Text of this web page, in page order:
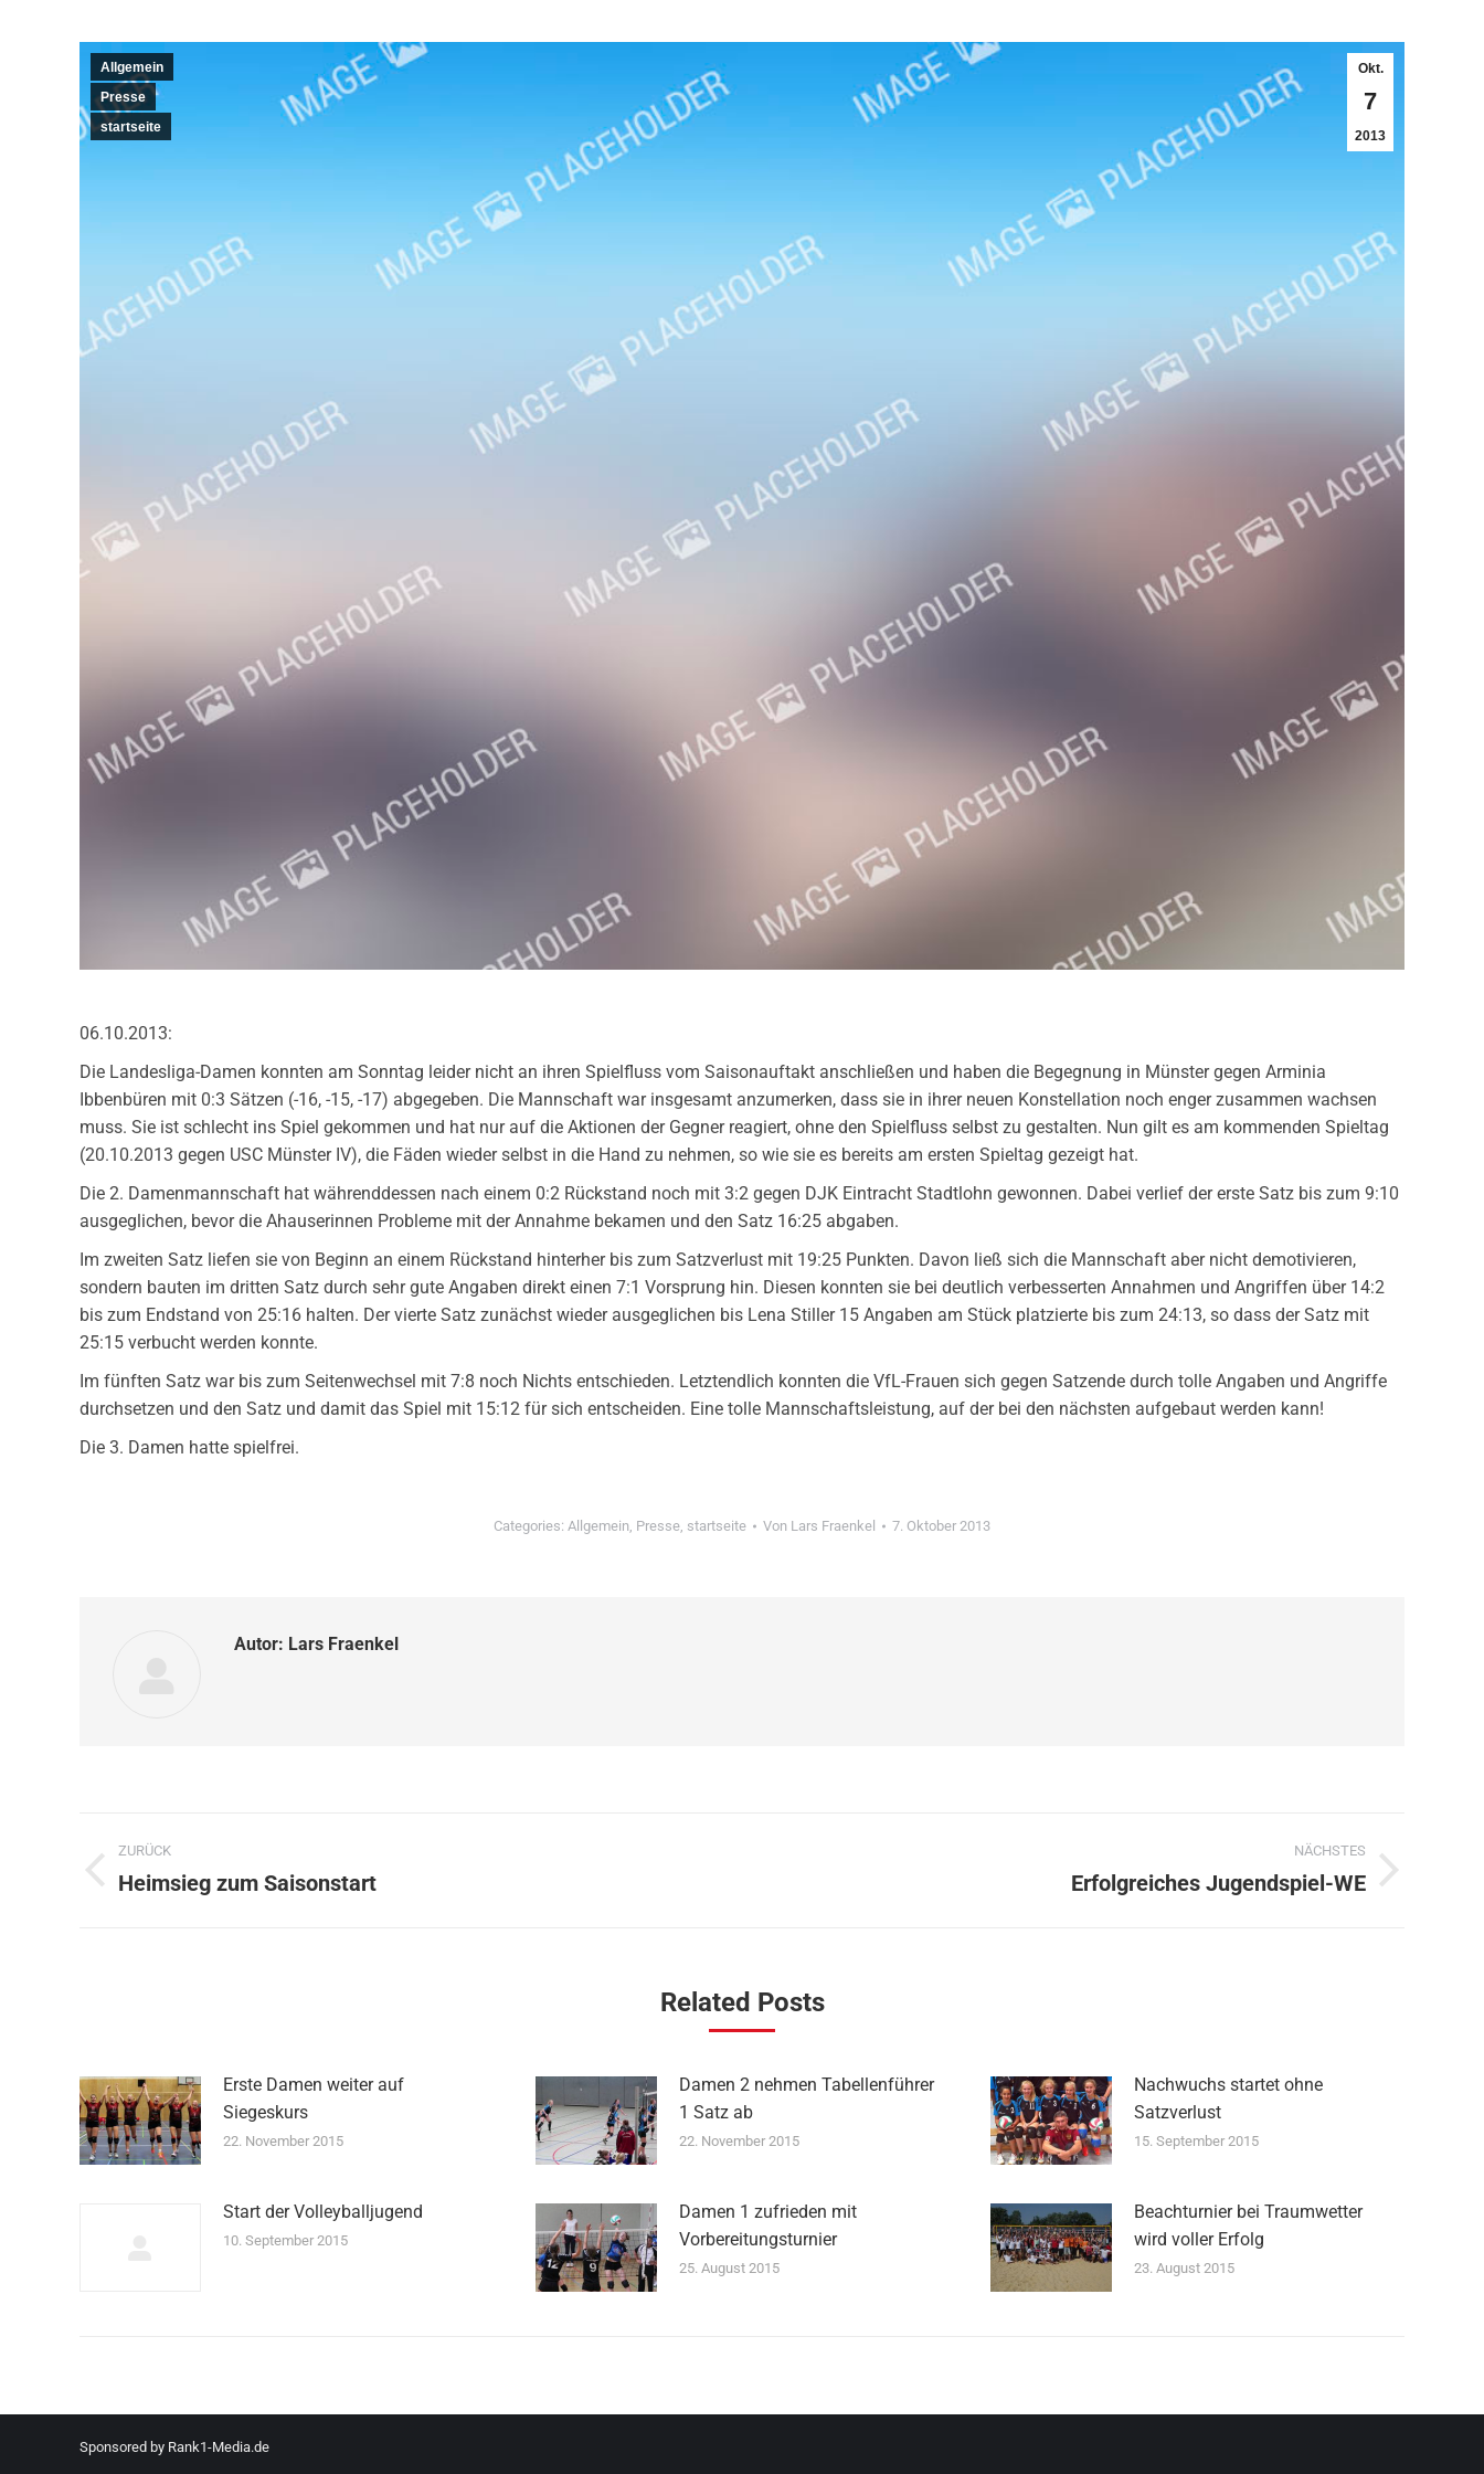
Okt.
7
2013
Allgemein
Presse
startseite
06.10.2013:
Die Landesliga-Damen konnten am Sonntag leider nicht an ihren Spielfluss vom Saisonauftakt anschließen und haben die Begegnung in Münster gegen Arminia
Ibbenbüren mit 0:3 Sätzen (-16, -15, -17) abgegeben. Die Mannschaft war insgesamt anzumerken, dass sie in ihrer neuen Konstellation noch enger zusammen wachsen
muss. Sie ist schlecht ins Spiel gekommen und hat nur auf die Aktionen der Gegner reagiert, ohne den Spielfluss selbst zu gestalten. Nun gilt es am kommenden Spieltag
(20.10.2013 gegen USC Münster IV), die Fäden wieder selbst in die Hand zu nehmen, so wie sie es bereits am ersten Spieltag gezeigt hat.
Die 2. Damenmannschaft hat währenddessen nach einem 0:2 Rückstand noch mit 3:2 gegen DJK Eintracht Stadtlohn gewonnen. Dabei verlief der erste Satz bis zum 9:10
ausgeglichen, bevor die Ahauserinnen Probleme mit der Annahme bekamen und den Satz 16:25 abgaben.
Im zweiten Satz liefen sie von Beginn an einem Rückstand hinterher bis zum Satzverlust mit 19:25 Punkten. Davon ließ sich die Mannschaft aber nicht demotivieren,
sondern bauten im dritten Satz durch sehr gute Angaben direkt einen 7:1 Vorsprung hin. Diesen konnten sie bei deutlich verbesserten Annahmen und Angriffen über 14:2
bis zum Endstand von 25:16 halten. Der vierte Satz zunächst wieder ausgeglichen bis Lena Stiller 15 Angaben am Stück platzierte bis zum 24:13, so dass der Satz mit
25:15 verbucht werden konnte.
Im fünften Satz war bis zum Seitenwechsel mit 7:8 noch Nichts entschieden. Letztendlich konnten die VfL-Frauen sich gegen Satzende durch tolle Angaben und Angriffe
durchsetzen und den Satz und damit das Spiel mit 15:12 für sich entscheiden. Eine tolle Mannschaftsleistung, auf der bei den nächsten aufgebaut werden kann!
Die 3. Damen hatte spielfrei.
Categories: Allgemein Presse startseite Von Lars Fraenkel 7. Oktober 2013
Autor: Lars Fraenkel
Kommentarnavigation
ZURÜCK
Vorheriger
Heimsieg zum Saisonstart
NÄCHSTES
Erfolgreiches Jugendspiel-WE
Related Posts
Erste Damen weiter auf
Siegeskurs
22. November 2015
Damen 2 nehmen Tabellenführer
1 Satz ab
22. November 2015
Nachwuchs startet ohne
Satzverlust
15. September 2015
Start der Volleyballjugend
10. September 2015
Damen 1 zufrieden mit
Vorbereitungsturnier
25. August 2015
Beachturnier bei Traumwetter
wird voller Erfolg
23. August 2015
Sponsored by Rank1-Media.de